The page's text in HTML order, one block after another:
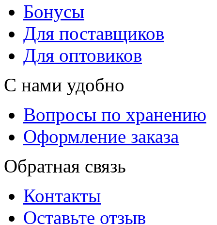
Бонусы
Для поставщиков
Для оптовиков
С нами удобно
Вопросы по хранению
Оформление заказа
Обратная связь
Контакты
Оставьте отзыв